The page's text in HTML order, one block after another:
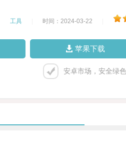
工具 时间：2024-03-22
苹果下载
安卓市场，安全绿色